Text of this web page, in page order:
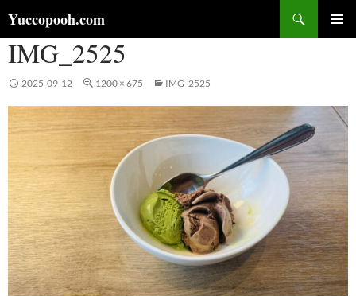
ン
テ
ン
ツ
へ
Yuccopooh.com
索
IMG_2525
2025-09-12 1200 × 675 IMG_2525